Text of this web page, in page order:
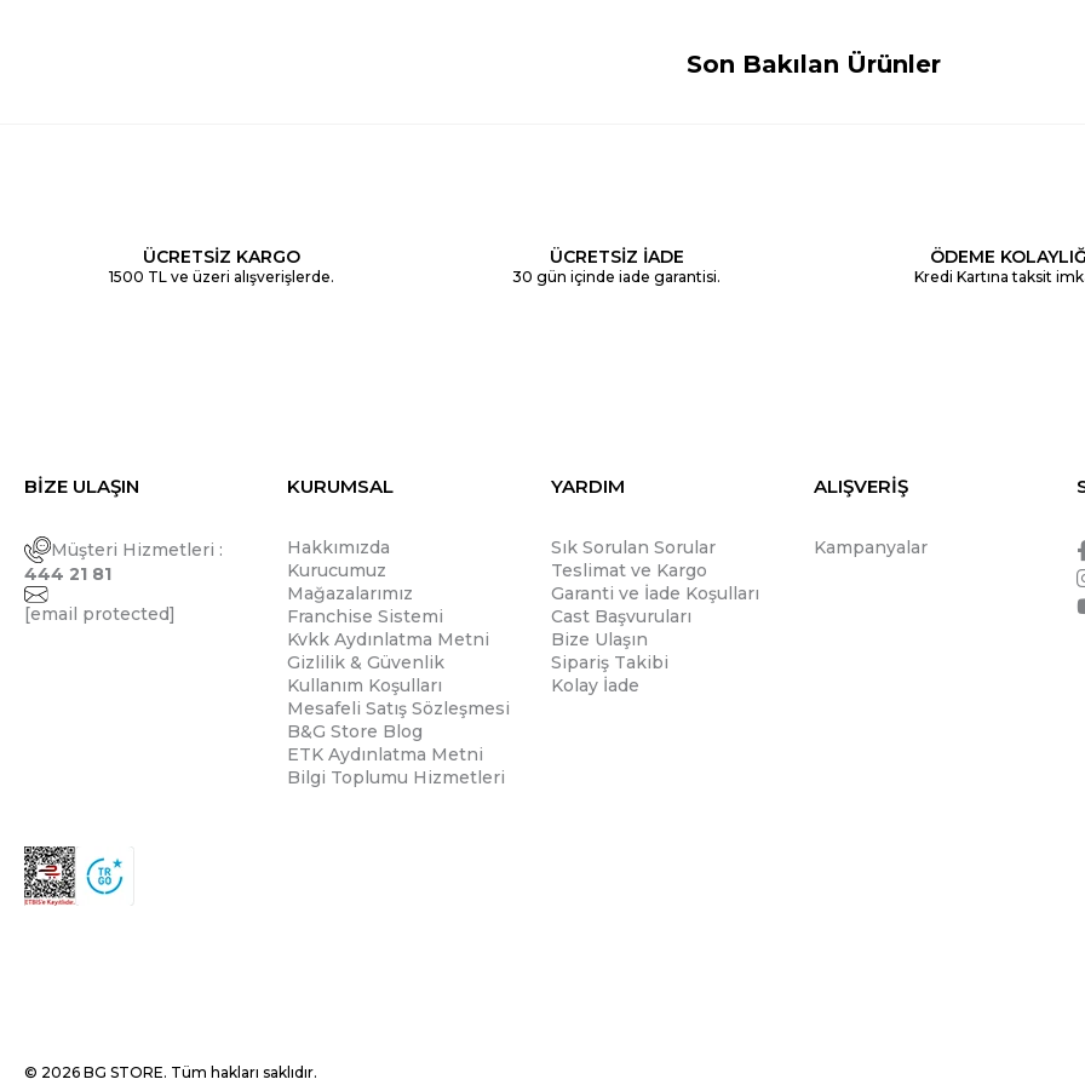
Son Bakılan Ürünler
ÜCRETSİZ KARGO
1500 TL ve üzeri alışverişlerde.
ÜCRETSİZ İADE
30 gün içinde iade garantisi.
ÖDEME
Kredi Kartına taksit
BİZE ULAŞIN
Müşteri Hizmetleri :
444 21 81
[email protected]
KURUMSAL
Hakkımızda
Kurucumuz
Mağazalarımız
Franchise Sistemi
Kvkk Aydınlatma Metni
Gizlilik & Güvenlik
Kullanım Koşulları
Mesafeli Satış Sözleşmesi
B&G Store Blog
ETK Aydınlatma Metni
Bilgi Toplumu Hizmetleri
YARDIM
Sık Sorulan Sorular
Teslimat ve Kargo
Garanti ve İade Koşulları
Cast Başvuruları
Bize Ulaşın
Sipariş Takibi
Kolay İade
ALIŞVERİŞ
Kampanyalar
© 2026 BG STORE. Tüm hakları saklıdır.